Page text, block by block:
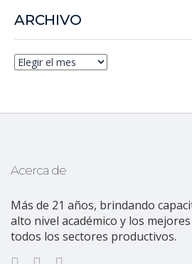
ARCHIVO
Archivo
Acerca de
Más de 21 años, brindando
alto nivel académico y los
todos los sectores productivos.